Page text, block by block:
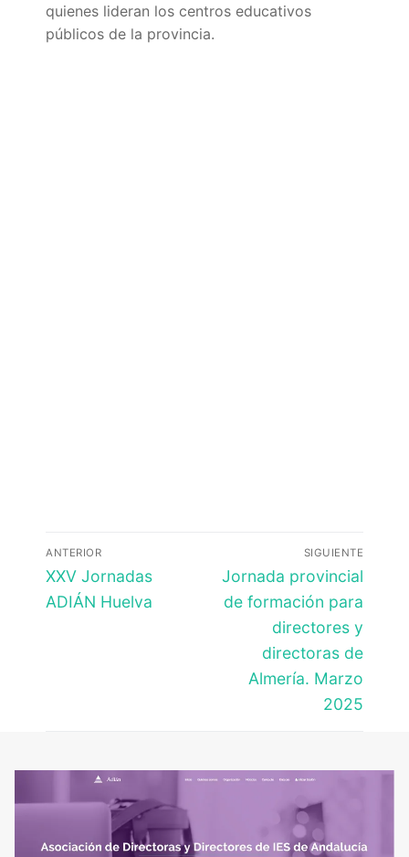
quienes lideran los centros educativos
públicos de la provincia.
Navegación
de
entradas
ANTERIOR
Entrada
anterior:
XXV Jornadas
ADIÁN Huelva
SIGUIENTE
Entrada
siguiente:
Jornada provincial
de formación para
directores y
directoras de
Almería. Marzo
2025